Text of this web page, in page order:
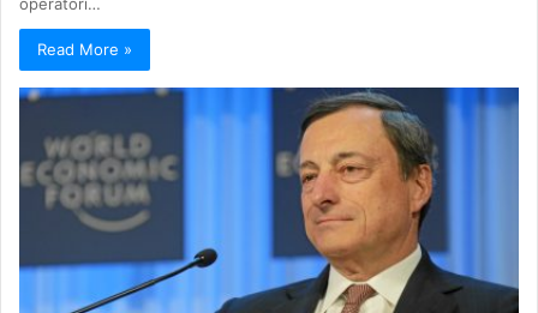
Read More »